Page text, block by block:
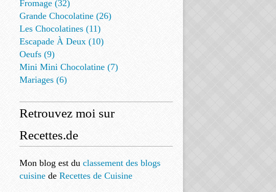
Fromage (32)
Grande Chocolatine (26)
Les Chocolatines (11)
Escapade À Deux (10)
Oeufs (9)
Mini Mini Chocolatine (7)
Mariages (6)
Retrouvez moi sur
Recettes.de
Mon blog est du classement des blogs
cuisine de Recettes de Cuisine